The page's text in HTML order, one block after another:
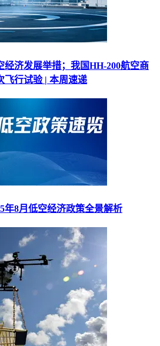
经济发展举措；我国HH-200航空商
飞行试验 | 本周速递
年8月低空经济政策全景解析